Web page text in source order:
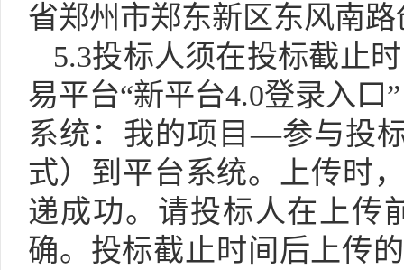
省郑州市郑东新区东风南
5.3投标人须在投标截止
易平台“新平台4.0登录入口
系统：我的项目—参与投
式） 到平台系统。上传时
递成功。请投标人在上传
确。投标截止时间后上传